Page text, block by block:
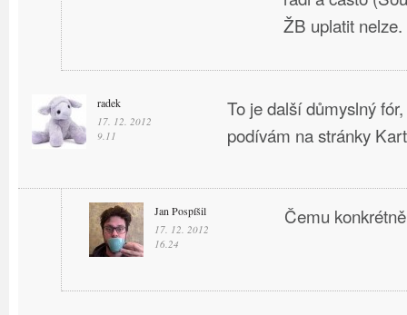
ŽB uplatit nelze.
radek
17. 12. 2012
9.11
To je další důmyslný
podívám na stránky
Jan Pospíšil
17. 12. 2012
16.24
Čemu